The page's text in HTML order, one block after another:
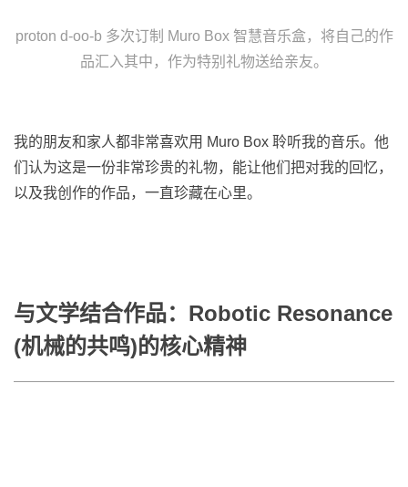
proton d-oo-b 多次订制 Muro Box 智慧音乐盒，将自己的作
品汇入其中，作为特别礼物送给亲友。
我的朋友和家人都非常喜欢用 Muro Box 聆听我的音乐。他
们认为这是一份非常珍贵的礼物，能让他们把对我的回忆，
以及我创作的作品，一直珍藏在心里。
与文学结合作品：Robotic Resonance
(机械的共鸣)的核心精神